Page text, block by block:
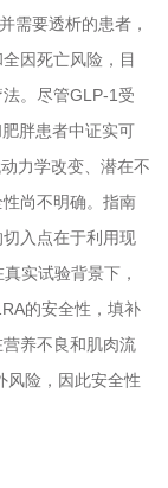
需要透析的患者，
因死亡风险，目
。尽管GLP-1受
胖患者中证实可
力学改变、潜在不
尚不明确。指南
入点在于利用现
实试验背景下，
的安全性，填补
养不良和肌肉流
风险，因此安全性